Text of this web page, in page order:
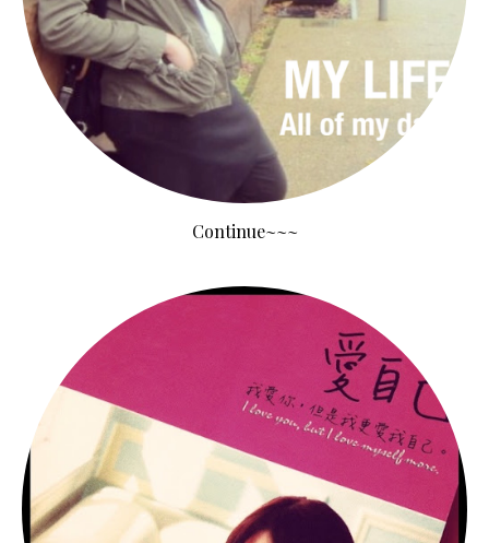
Continue~~~